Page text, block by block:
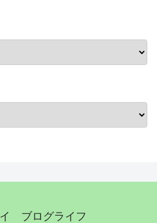
ブログライフ